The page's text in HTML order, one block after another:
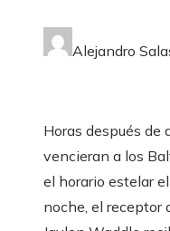
Alejandro
Horas después de
vencieran a los
el horario estelar
noche, el receptor